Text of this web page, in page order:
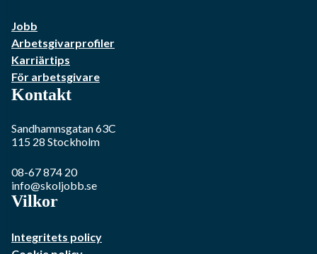
Jobb
Arbetsgivarprofiler
Karriärtips
För arbetsgivare
Kontakt
Sandhamnsgatan 63C
115 28 Stockholm
08-67 874 20
info@skoljobb.se
Vilkor
Integritets policy